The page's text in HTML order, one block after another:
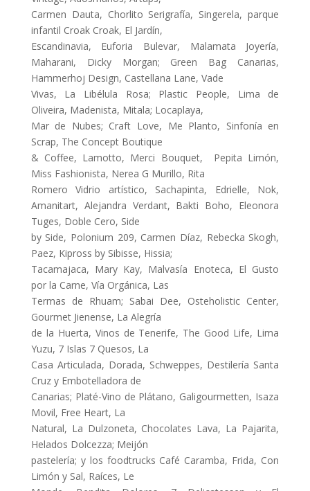
Carmen Dauta, Chorlito Serigrafía, Singerela, parque
infantil Croak Croak, El Jardín,
Escandinavia, Euforia Bulevar, Malamata Joyería,
Maharani, Dicky Morgan; Green Bag Canarias,
Hammerhoj Design, Castellana Lane, Vade
Vivas, La Libélula Rosa; Plastic People, Lima de
Oliveira, Madenista, Mitala; Locaplaya,
Mar de Nubes; Craft Love, Me Planto, Sinfonía en
Scrap, The Concept Boutique
& Coffee, Lamotto, Merci Bouquet, Pepita Limón,
Miss Fashionista, Nerea G Murillo, Rita
Romero Vidrio artístico, Sachapinta, Edrielle, Nok,
Amanitart, Alejandra Verdant, Bakti Boho, Eleonora
Tuges, Doble Cero, Side
by Side, Polonium 209, Carmen Díaz, Rebecka Skogh,
Paez, Kipross by Sibisse, Hissia;
Tacamajaca, Mary Kay, Malvasía Enoteca, El Gusto
por la Carne, Vía Orgánica, Las
Termas de Rhuam; Sabai Dee, Osteholistic Center,
Gourmet Jienense, La Alegría
de la Huerta, Vinos de Tenerife, The Good Life, Lima
Yuzu, 7 Islas 7 Quesos, La
Casa Articulada, Dorada, Schweppes, Destilería Santa
Cruz y Embotelladora de
Canarias; Platé-Vino de Plátano, Galigourmetten, Isaza
Movil, Free Heart, La
Natural, La Dulzoneta, Chocolates Lava, La Pajarita,
Helados Dolcezza; Meijón
pastelería; y los foodtrucks Café Caramba, Frida, Con
Limón y Sal, Raíces, Le